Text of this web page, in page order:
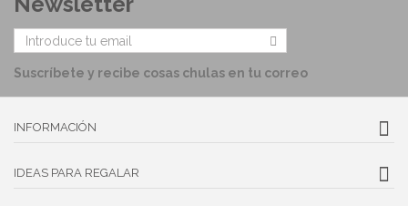
Suscríbete y recibe cosas chulas en tu correo
INFORMACIÓN
IDEAS PARA REGALAR